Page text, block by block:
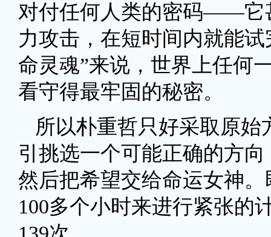
对付任何人类的密码——它
力攻击，在短时间内就能
命灵魂”来说，世界上任何
看守得最牢固的秘密。
所以朴重哲只好采取原
引挑选一个可能正确的方
然后把希望交给命运女神
100多个小时来进行紧张的